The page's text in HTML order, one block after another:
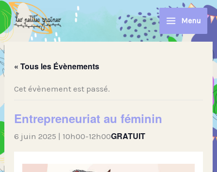
Aller
au
contenu
Menu
« Tous les Évènements
Cet évènement est passé.
Entrepreneuriat au féminin
6 juin 2025 | 10h00-12h00GRATUIT